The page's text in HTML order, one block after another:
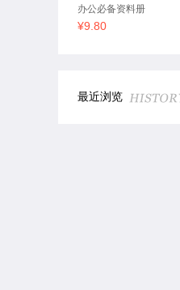
办公必备资料册
¥9.80
最近浏览